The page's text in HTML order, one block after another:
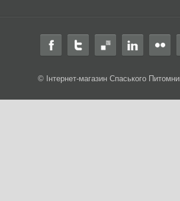
© Інтернет-магазин Спаського